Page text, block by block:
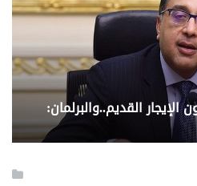
القديم..والبرلمان:
..
من